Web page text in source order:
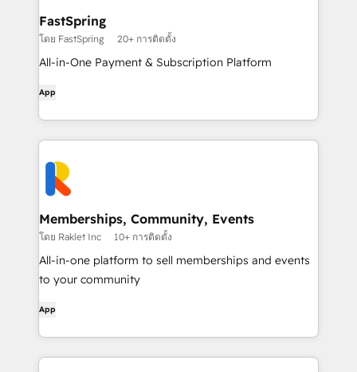
FastSpring
โดย FastSpring 20+ การติดตั้ง
All-in-One Payment & Subscription Platform
App
Memberships, Community, Events
โดย Raklet Inc 10+ การติดตั้ง
All-in-one platform to sell memberships and events
to your community
App